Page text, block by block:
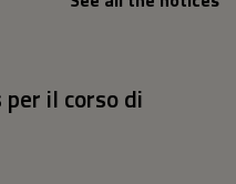
per il corso di